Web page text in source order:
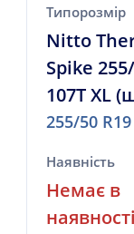
Типорозмір
Nitto
Spike
107T XL
255/50 R19
Наявність
Немає в
наявності